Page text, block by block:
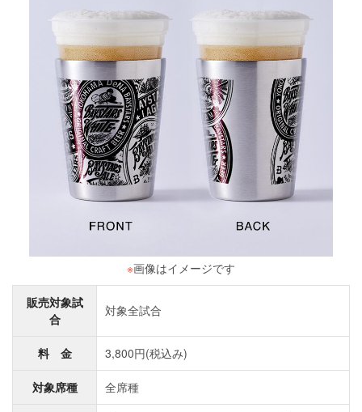
※画像はイメージです
販売対象試
合
対象全試合
料 金 3,800円(税込み)
対象席種 全席種